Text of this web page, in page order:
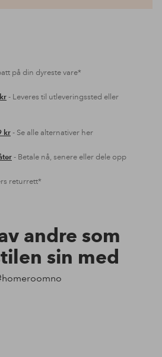
på din dyreste vare*
- Leveres til utleveringssted eller
kr- Se alle alternativer her
- Betale nå, senere eller dele opp
returrett*
andre som
sin med